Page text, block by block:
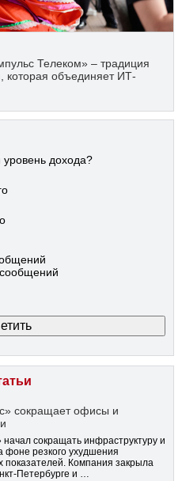
Телеком» – традиция
которая объединяет ИТ-
уровень дохода?
сокращает офисы и
сокращать инфраструктуру и
фоне резкого ухудшения
показателей. Компания закрыла
Петербурге и …